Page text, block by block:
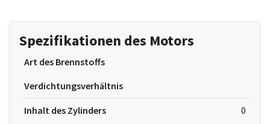
Spezifikationen des Motors
Art des Brennstoffs
Verdichtungsverhältnis
Inhalt des Zylinders
0